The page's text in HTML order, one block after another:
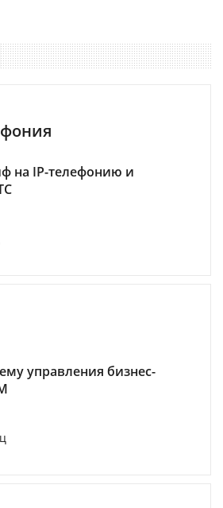
на IP-телефонию и
управления бизнес-